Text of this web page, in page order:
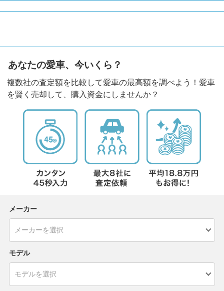
あなたの愛車、今いくら？
複数社の査定額を比較して愛車の最高額を調べよう！愛車
を賢く売却して、購入資金にしませんか？
メーカー
モデル